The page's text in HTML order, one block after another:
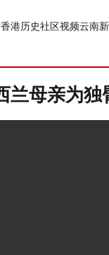
香港历史社区视频云南
兰母亲为